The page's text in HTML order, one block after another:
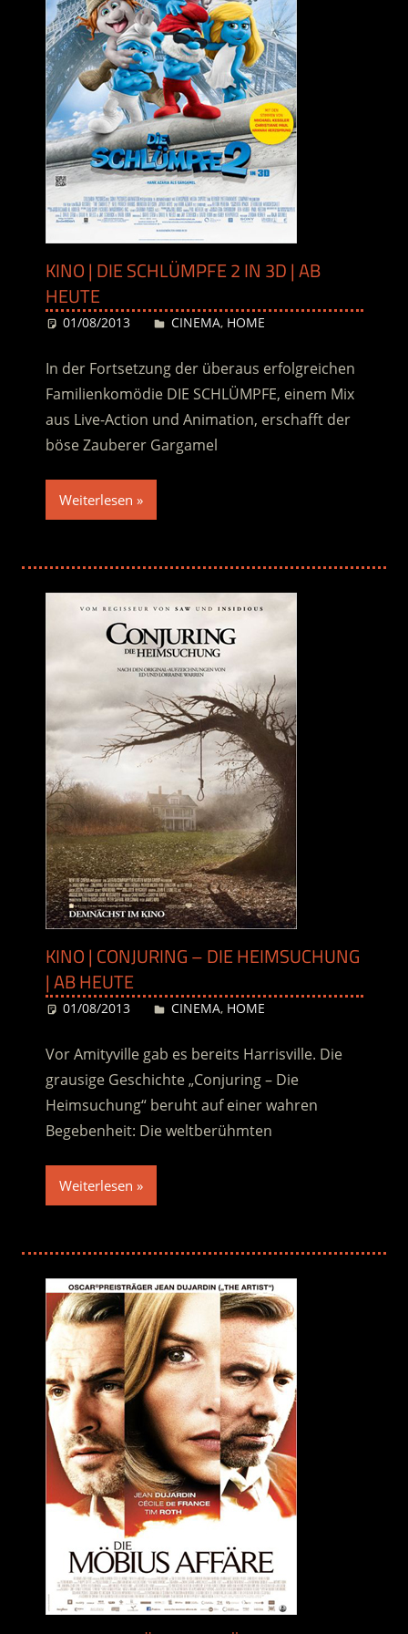
KINO | DIE SCHLÜMPFE 2 IN 3D | AB
HEUTE
01/08/2013 Desiree
CINEMA, HOME
In der Fortsetzung der überaus erfolgreichen
Familienkomödie DIE SCHLÜMPFE, einem Mix
aus Live-Action und Animation, erschafft der
böse Zauberer Gargamel
Weiterlesen
KINO | CONJURING – DIE HEIMSUCHUNG
| AB HEUTE
01/08/2013 Desiree
CINEMA, HOME
Vor Amityville gab es bereits Harrisville. Die
grausige Geschichte „Conjuring – Die
Heimsuchung“ beruht auf einer wahren
Begebenheit: Die weltberühmten
Weiterlesen